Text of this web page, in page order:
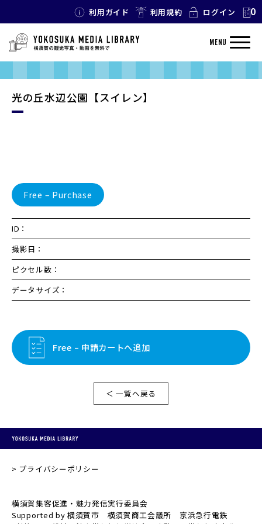
利用ガイド 利用規約 ログイン 0
MENU
光の丘水辺公園【スイレン】
Free – Purchase
ID：
撮影日：
ピクセル数：
データサイズ：
Free – 申請カートへ追加
＜ 一覧へ戻る
プライバシーポリシー
横須賀集客促進・魅力発信実行委員会
Supported by 横須賀市 横須賀商工会議所 京浜急行電鉄